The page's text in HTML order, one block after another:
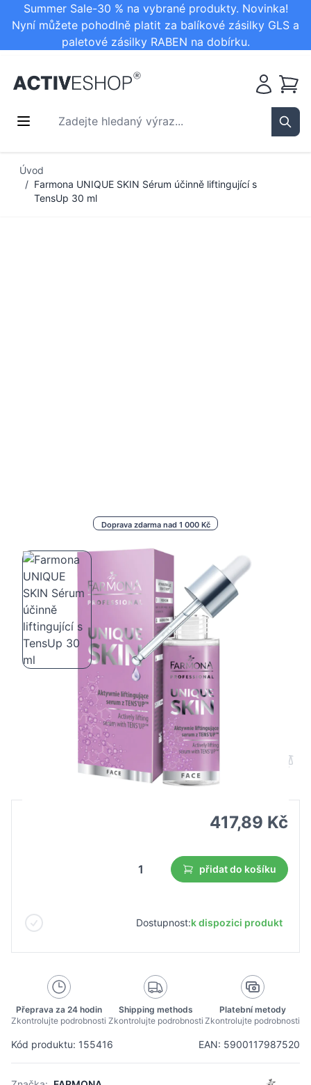
Summer Sale-30 % na vybrané produkty. Novinka!
Nyní můžete pohodlně platit za balíkové zásilky GLS a
paletové zásilky RABEN na dobírku.
Zadejte hledaný výraz...
Košík
Úvod
/ Farmona UNIQUE SKIN Sérum účinně liftingující s
TensUp 30 ml
Doprava zdarma nad 1 000 Kč
Farmona UNIQUE SKIN Sérum účinně
liftingující s TensUp 30 ml
Kód produktu: 155416 EAN: 5900117987520
Maloobchodní cena
417,89 Kč
přidat do košíku
Dostupnost:k dispozici produkt
Přeprava za 24 hodin
Zkontrolujte podrobnosti
Shipping methods
Zkontrolujte podrobnosti
Platební metody
Zkontrolujte podrobnosti